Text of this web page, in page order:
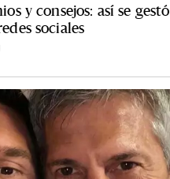
y consejos: así se
sociales